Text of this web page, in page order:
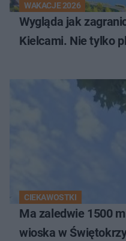
WAKACJE 2026
Wygląda jak
Kielcami. Nie tylko
CIEKAWOSTKI
Ma zaledwie 1500
wioska w